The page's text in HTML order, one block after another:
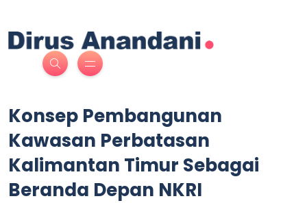
Konsep Pembangunan
Kawasan Perbatasan
Kalimantan Timur Sebagai
Beranda Depan NKRI